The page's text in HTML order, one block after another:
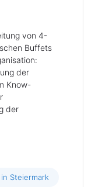
von 4-
Buffets
der
Know-
der
Steiermark